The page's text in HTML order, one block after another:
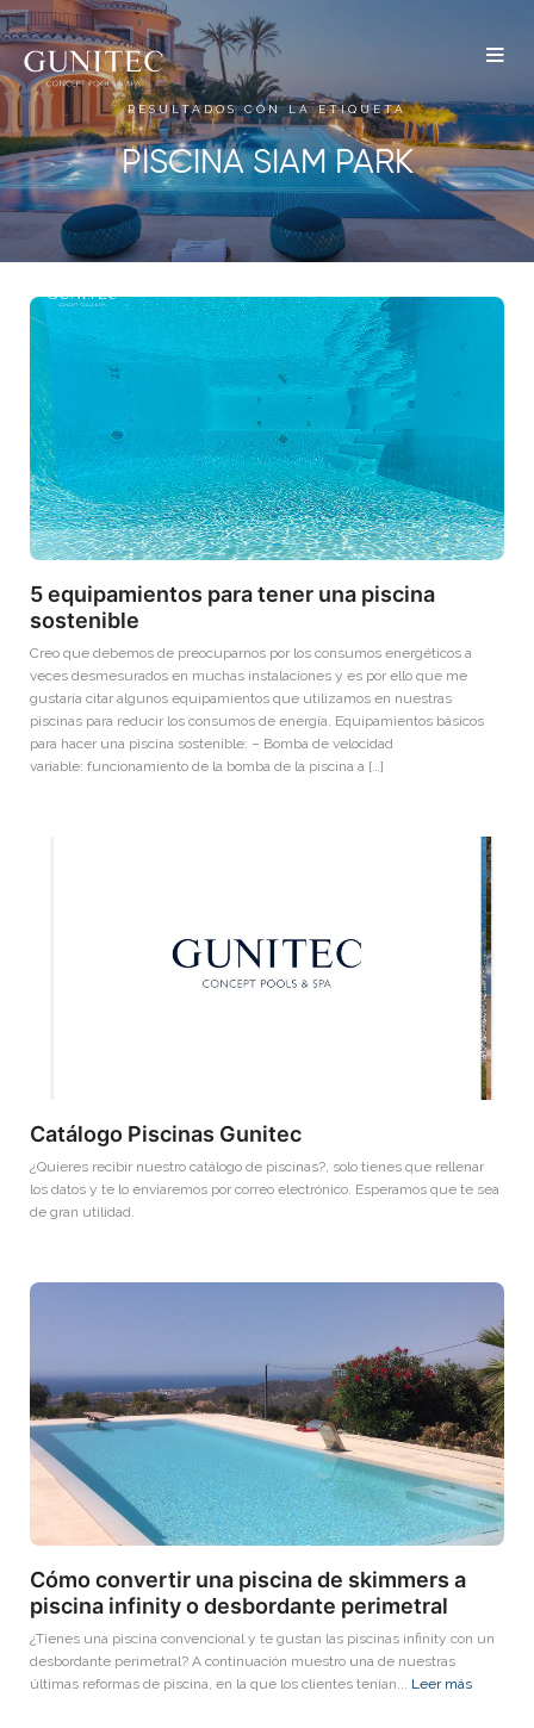
The
Airbnb
Blog –
Belong
Anywhere
RESULTADOS CON LA ETIQUETA
PISCINA SIAM PARK
5 equipamientos para tener una piscina
sostenible
Creo que debemos de preocuparnos por los consumos energéticos a
veces desmesurados en muchas instalaciones y es por ello que me
gustaría citar algunos equipamientos que utilizamos en nuestras
piscinas para reducir los consumos de energía. Equipamientos básicos
para hacer una piscina sostenible: – Bomba de velocidad
variable: funcionamiento de la bomba de la piscina a […]
Catálogo Piscinas Gunitec
¿Quieres recibir nuestro catálogo de piscinas?, solo tienes que rellenar
los datos y te lo enviaremos por correo electrónico. Esperamos que te sea
de gran utilidad.
Cómo convertir una piscina de skimmers a
piscina infinity o desbordante perimetral
¿Tienes una piscina convencional y te gustan las piscinas infinity con un
desbordante perimetral? A continuación muestro una de nuestras
últimas reformas de piscina, en la que los clientes tenían... Leer más